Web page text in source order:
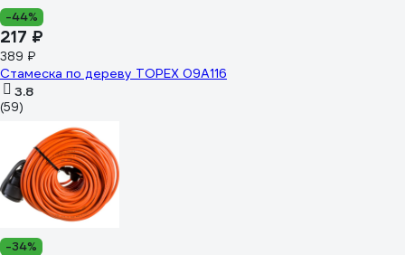
-44%
217 ₽
389 ₽
Стамеска по дереву TOPEX 09A116
3.8
(59)
-34%